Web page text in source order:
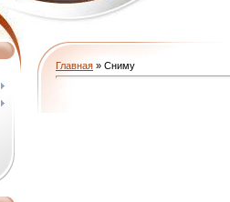
Главная » Сниму